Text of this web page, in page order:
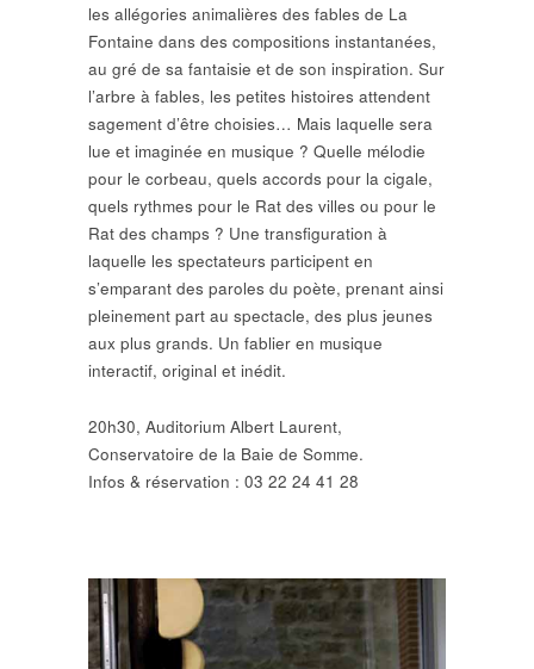
les allégories animalières des fables de La
Fontaine dans des compositions instantanées,
au gré de sa fantaisie et de son inspiration. Sur
l’arbre à fables, les petites histoires attendent
sagement d’être choisies… Mais laquelle sera
lue et imaginée en musique ? Quelle mélodie
pour le corbeau, quels accords pour la cigale,
quels rythmes pour le Rat des villes ou pour le
Rat des champs ? Une transfiguration à
laquelle les spectateurs participent en
s’emparant des paroles du poète, prenant ainsi
pleinement part au spectacle, des plus jeunes
aux plus grands. Un fablier en musique
interactif, original et inédit.
20h30, Auditorium Albert Laurent,
Conservatoire de la Baie de Somme.
Infos & réservation : 03 22 24 41 28